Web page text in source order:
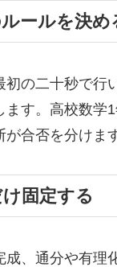
ールを決め
の二十秒で
ます。高校数
合否を分けます
固定する
、通分や有理